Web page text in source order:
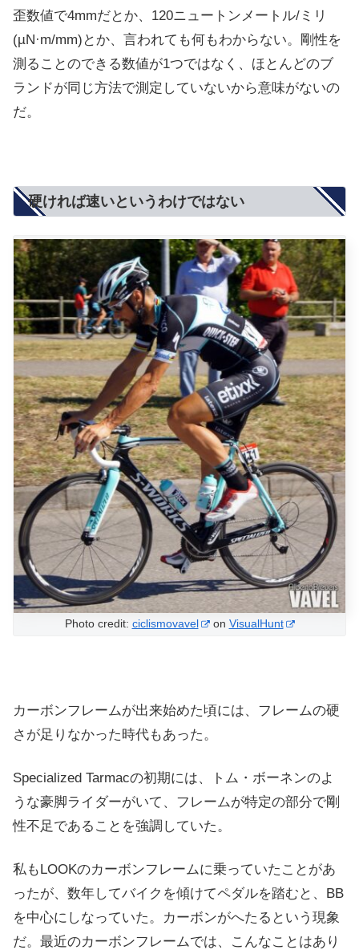
歪数値で4mmだとか、120ニュートンメートル/ミリ
(µN·m/mm)とか、言われても何もわからない。剛性を
測ることのできる数値が1つではなく、ほとんどのブ
ランドが同じ方法で測定していないから意味がないの
だ。
硬ければ速いというわけではない
Photo credit: ciclismovavel on VisualHunt
カーボンフレームが出来始めた頃には、フレームの硬
さが足りなかった時代もあった。
Specialized Tarmacの初期には、トム・ボーネンのよ
うな豪脚ライダーがいて、フレームが特定の部分で剛
性不足であることを強調していた。
私もLOOKのカーボンフレームに乗っていたことがあ
ったが、数年してバイクを傾けてペダルを踏むと、BB
を中心にしなっていた。カーボンがへたるという現象
だ。最近のカーボンフレームでは、こんなことはあり